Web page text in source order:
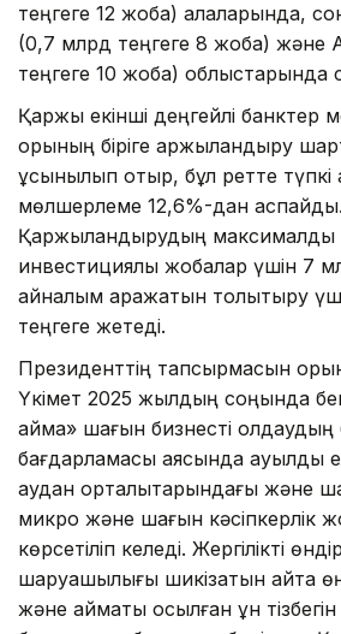
теңгеге 12 жоба) қалаларында,
(0,7 млрд теңгеге 8 жоба) және
теңгеге 10 жоба) облыстарында
Қаржы екінші деңгейлі банктер
қорының біріге қаржыландыру
ұсынылып отыр, бұл ретте түпкі
мөлшерлеме 12,6%-дан аспайды.
Қаржыландырудың максималды
инвестициялық жобалар үшін 7
айналым қаражатын толықтыру
теңгеге жетеді.
Президенттің тапсырмасын
Үкімет 2025 жылдың соңында
аймақ» шағын бизнесті қолдаудың
бағдарламасы аясында ауылдық
аудан орталықтарындағы және
микро және шағын кәсіпкерлік
көрсетіліп келеді. Жергілікті
шаруашылығы шикізатын қайта
және аймақтық қосылған құн